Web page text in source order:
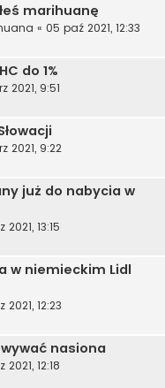
marihuanę
« 05 paź 2021, 12:33
do 1%
2021, 9:51
2021, 9:22
już do nabycia w
2021, 13:15
w niemieckim Lidl
2021, 12:23
nasiona
2021, 12:18